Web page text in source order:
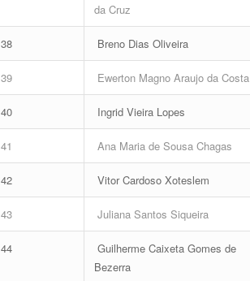
da Cruz
38 Breno Dias Oliveira
39 Ewerton Magno Araujo da Costa
40 Ingrid Vieira Lopes
41 Ana Maria de Sousa Chagas
42 Vitor Cardoso Xoteslem
43 Juliana Santos Siqueira
44
Guilherme Caixeta Gomes de
Bezerra